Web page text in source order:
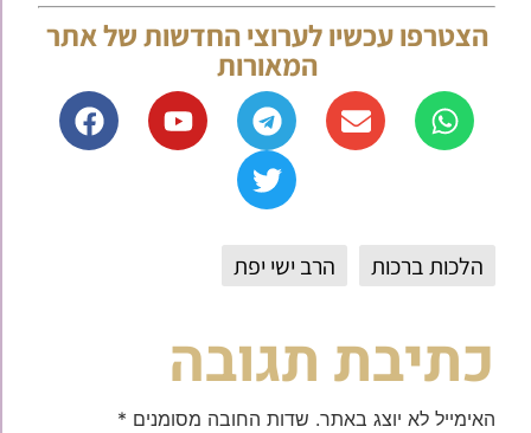
הצטרפו עכשיו לערוצי החדשות של אתר
המאורות
הלכות ברכות הרב ישי יפת
כתיבת תגובה
האימייל לא יוצג באתר. שדות החובה מסומנים *